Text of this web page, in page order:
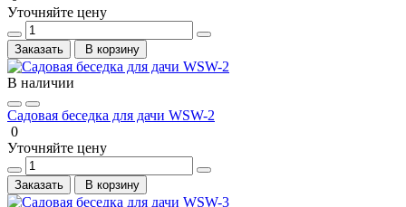
Уточняйте цену
Заказать В корзину
В наличии
Садовая беседка для дачи WSW-2
0
Уточняйте цену
Заказать В корзину